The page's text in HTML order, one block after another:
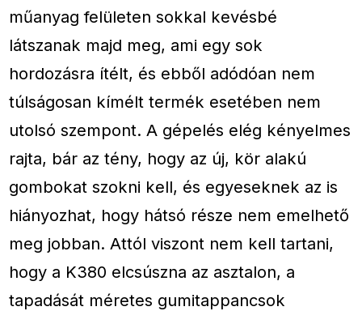
műanyag felületen sokkal kevésbé
látszanak majd meg, ami egy sok
hordozásra ítélt, és ebből adódóan nem
túlságosan kímélt termék esetében nem
utolsó szempont. A gépelés elég kényelmes
rajta, bár az tény, hogy az új, kör alakú
gombokat szokni kell, és egyeseknek az is
hiányozhat, hogy hátsó része nem emelhető
meg jobban. Attól viszont nem kell tartani,
hogy a K380 elcsúszna az asztalon, a
tapadását méretes gumitappancsok